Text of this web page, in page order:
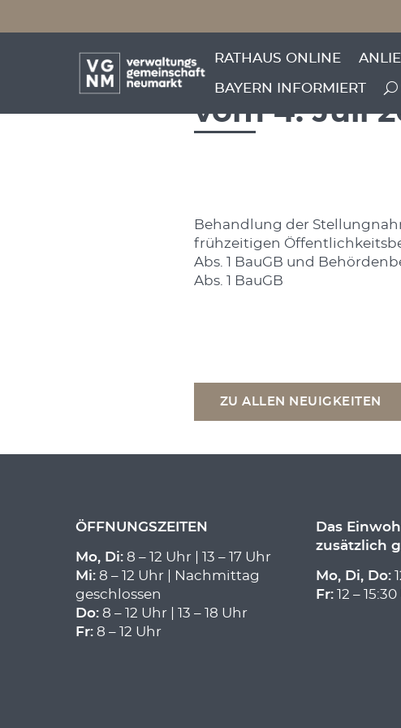
RATHAUS ONLINE
BAYERN INFORMIERT
Auszug aus
Sitzung des
vom 4. Juli
Behandlung der
frühzeitigen
Abs. 1 BauGB und
Abs. 1 BauGB
ZU ALLEN NEUIGKEITEN
ÖFFNUNGSZEITEN
Mo, Di: 8 – 12 Uhr | 13 – 17 Uhr
Mi: 8 – 12 Uhr | Nachmittag
geschlossen
Do: 8 – 12 Uhr | 13 – 18 Uhr
Fr: 8 – 12 Uhr
Das
zusätzlich
Mo, Di, Do:
Fr:12 –